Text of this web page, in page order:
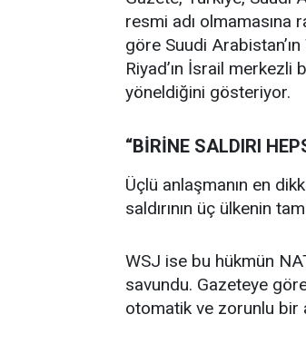
resmi adı olmamasına
göre Suudi
Riyad’ın İsrail merkezli
yöneldiğini gösteriyor.
“BİRİNE SALDIRI
Üçlü anlaşmanın en
saldırının üç ülkenin
WSJ ise bu hükmün
savundu. Gazeteye
otomatik ve zorunlu bir